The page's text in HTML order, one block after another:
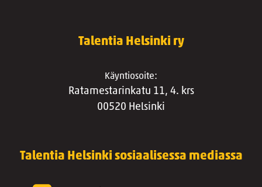
Talentia Helsinki ry
Käyntiosoite:
Ratamestarinkatu 11, 4. krs
00520 Helsinki
Talentia Helsinki sosiaalisessa mediassa